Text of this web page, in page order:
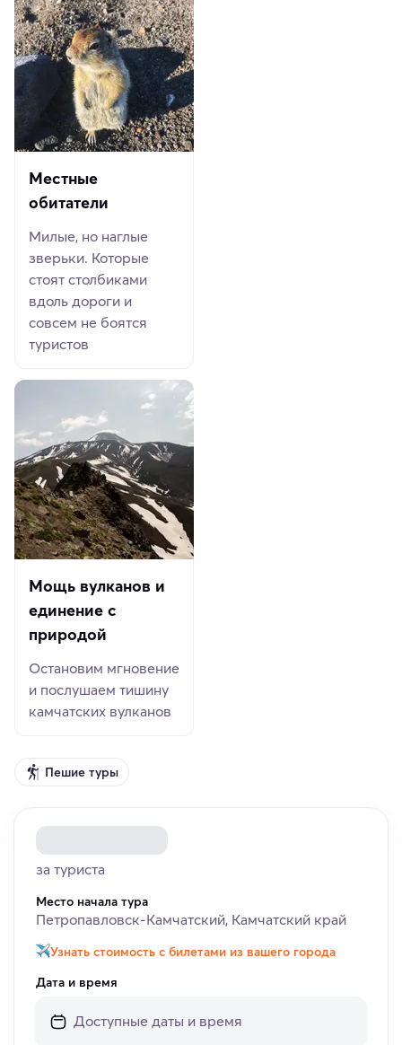
Местные
обитатели
Милые, но наглые
зверьки. Которые
стоят столбиками
вдоль дороги и
совсем не боятся
туристов
Мощь вулканов и
единение с
природой
Остановим мгновение
и послушаем тишину
камчатских вулканов
Пешие туры
за туриста
Место начала тура
Петропавловск-Камчатский, Камчатский край
Узнать стоимость с билетами из вашего города
Дата и время